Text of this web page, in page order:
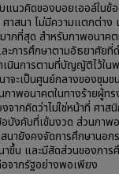
นวคิดของบอยเออล์ในข้
าสนา ไม่มีความแตกต่าง
ากที่สุด สำหรับภาพอนาค
ะการศึกษาตามอัธยาศัยที่
นินการตามที่บัญญัติไว้ใ
จะเป็นศูนย์กลางของชุมช
ภาพอนาคตในทางร้ายผู้ท
จากคิดว่าไม่ใช่หน้าที่ ศา
อบังคับที่เข้มงวด ส่วนภา
ายังคงจัดการศึกษานอก
ขึ้น และมีสัดส่วนของกา
จากรัฐอย่างพอเพียง